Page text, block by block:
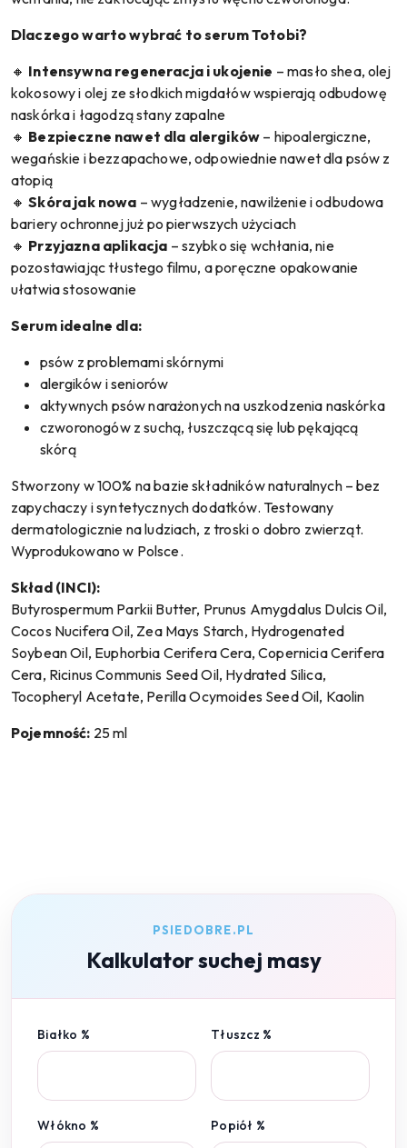
Dlaczego warto wybrać to serum Totobi?
🔸 Intensywna regeneracja i ukojenie – masło shea, olej
kokosowy i olej ze słodkich migdałów wspierają odbudowę
naskórka i łagodzą stany zapalne
🔸 Bezpieczne nawet dla alergików – hipoalergiczne,
wegańskie i bezzapachowe, odpowiednie nawet dla psów z
atopią
🔸Skóra jak nowa – wygładzenie, nawilżenie i odbudowa
bariery ochronnej już po pierwszych użyciach
🔸 Przyjazna aplikacja – szybko się wchłania, nie
pozostawiając tłustego filmu, a poręczne opakowanie
ułatwia stosowanie
Serum idealne dla:
psów z problemami skórnymi
alergików i seniorów
aktywnych psów narażonych na uszkodzenia naskórka
czworonogów z suchą, łuszczącą się lub pękającą
skórą
Stworzony w 100% na bazie składników naturalnych – bez
zapychaczy i syntetycznych dodatków. Testowany
dermatologicznie na ludziach, z troski o dobro zwierząt.
Wyprodukowano w Polsce.
Skład (INCI):
Butyrospermum Parkii Butter, Prunus Amygdalus Dulcis Oil,
Cocos Nucifera Oil, Zea Mays Starch, Hydrogenated
Soybean Oil, Euphorbia Cerifera Cera, Copernicia Cerifera
Cera, Ricinus Communis Seed Oil, Hydrated Silica,
Tocopheryl Acetate, Perilla Ocymoides Seed Oil, Kaolin
Pojemność: 25 ml
PSIEDOBRE.PL
Kalkulator suchej masy
Białko % Tłuszcz %
Włókno % Popiół %